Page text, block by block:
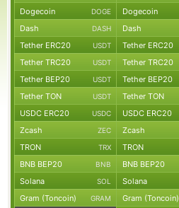
Dogecoin DOGE Dogecoin
Dash DASH Dash
Tether ERC20 USDT Tether ERC20
Tether TRC20 USDT Tether TRC20
Tether BEP20 USDT Tether BEP20
Tether TON USDT Tether TON
USDC ERC20 USDC USDC ERC20
Zcash ZEC Zcash
TRON TRX TRON
BNB BEP20 BNB BNB BEP20
Solana SOL Solana
Gram (Toncoin) GRAM Gram (Toncoin)